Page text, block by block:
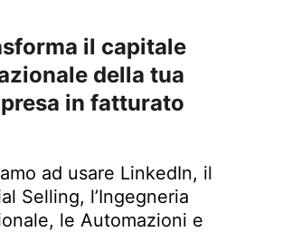
il capitale
della tua
in fatturato
ad usare LinkedIn, il
Selling, l’Ingegneria
le Automazioni e